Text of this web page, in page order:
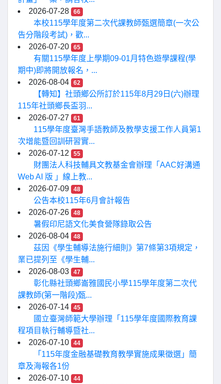
2026-07-28
66
本校115學年度第二次代課教師甄選簡章(一次公
告分階段考試)，歡...
2026-07-20
65
有關115學年度上學期09-01月特色遊學課程(學
期中)即將開放報名，...
2026-08-04
62
【轉知】社頭鄉公所訂於115年8月29日(六)辦理
115年社頭鄉長盃羽...
2026-07-27
61
115學年度臺灣手語教師及教學支援工作人員第1
次增能暨回訓研習實...
2026-07-12
55
財團法人科技輔具文教基金會辦理「AAC好溝通
Web AI 版 」線上教...
2026-07-09
48
公告本校115年6月會計報告
2026-07-26
48
暑假印尼語文化美食營隊錄取公告
2026-08-04
48
茲因《學生輔導法施行細則》第7條第3項規定，
業已提列至《學生輔...
2026-08-03
47
彰化縣社頭鄉崙雅國民小學115學年度第二次代
課教師(第一階段)甄...
2026-07-14
45
國立臺灣師範大學辦理「115學年度國際教育課
程項目執行輔導暨社...
2026-07-10
44
「115年度金融基礎教育教學實施成果徵選」簡
章及海報各1份
2026-07-10
44